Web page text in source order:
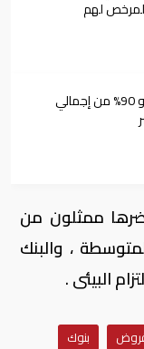
لهم
القاهرة تستحوذ على نحو 90% من إجمالي
ممثلون من
، والبنك
البيئى .
بنوك